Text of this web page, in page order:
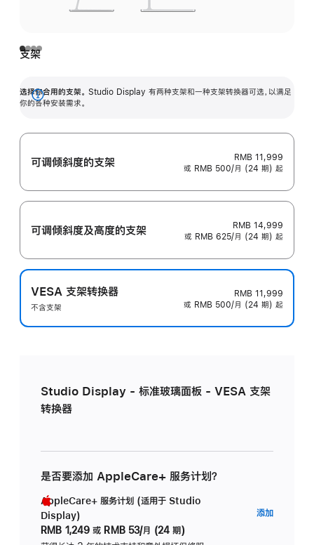
支架
选择你合用的支架。 Studio Display 有两种支架和一种支架转换器可选，以满足
你的各种安装需求。
展
可调倾斜度的支架
RMB 11,999
或 RMB 500/月 (24 期) 起
可调倾斜度及高‍度的支‍架
RMB 14,999
或 RMB 625/月 (24 期) 起
VESA 支架转换器
不含支架
RMB 11,999
或 RMB 500/月 (24 期) 起
Studio Display - 标准玻璃面板 - VESA 支架
转换器
是否要添加 AppleCare+ 服务计划？
AppleCare+ 服务计划 (适用于 Studio
Display)
RMB 1,249 或 RMB 53/月 (24 期)
添加